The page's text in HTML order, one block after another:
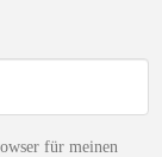
für meinen